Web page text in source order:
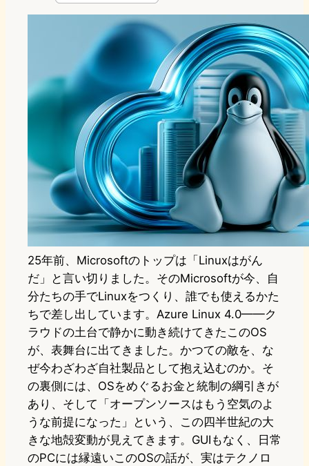
e
t
d
o
n
e
k
y
e
b
o
o
k
e
n
a
25年前、Microsoftのトップは「Linuxはがん
だ」と言い切りました。そのMicrosoftが今、自
分たちの手でLinuxをつくり、誰でも使えるかた
ちで差し出しています。Azure Linux 4.0——ク
ラウドの土台で静かに動き続けてきたこのOS
が、表舞台に出てきました。かつての敵を、な
ぜ今わざわざ自社製品として抱え込むのか。そ
の裏側には、OSをめぐるお金と統制の綱引きが
あり、そして「オープンソースはもう空気のよ
うな前提になった」という、この四半世紀の大
きな地殻変動が見えてきます。GUIもなく、日常
のPCには縁遠いこのOSの話が、実はテクノロ